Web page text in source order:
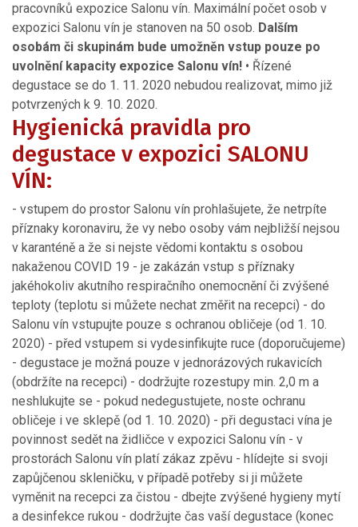
pracovníků expozice Salonu vín. Maximální počet osob v
expozici Salonu vín je stanoven na 50 osob. Dalším
osobám či skupinám bude umožněn vstup pouze po
uvolnění kapacity expozice Salonu vín! • Řízené
degustace se do 1. 11. 2020 nebudou realizovat, mimo již
potvrzených k 9. 10. 2020.
Hygienická pravidla pro
degustace v expozici SALONU
VÍN:
- vstupem do prostor Salonu vín prohlašujete, že netrpíte
příznaky koronaviru, že vy nebo osoby vám nejbližší nejsou
v karanténě a že si nejste vědomi kontaktu s osobou
nakaženou COVID 19 - je zakázán vstup s příznaky
jakéhokoliv akutního respiračního onemocnění či zvýšené
teploty (teplotu si můžete nechat změřit na recepci) - do
Salonu vín vstupujte pouze s ochranou obličeje (od 1. 10.
2020) - před vstupem si vydesinfikujte ruce (doporučujeme)
- degustace je možná pouze v jednorázových rukavicích
(obdržíte na recepci) - dodržujte rozestupy min. 2,0 m a
neshlukujte se - pokud nedegustujete, noste ochranu
obličeje i ve sklepě (od 1. 10. 2020) - při degustaci vína je
povinnost sedět na židličce v expozici Salonu vín - v
prostorách Salonu vín platí zákaz zpěvu - hlídejte si svoji
zapůjčenou skleničku, v případě potřeby si ji můžete
vyměnit na recepci za čistou - dbejte zvýšené hygieny mytí
a desinfekce rukou - dodržujte čas vaší degustace (konec